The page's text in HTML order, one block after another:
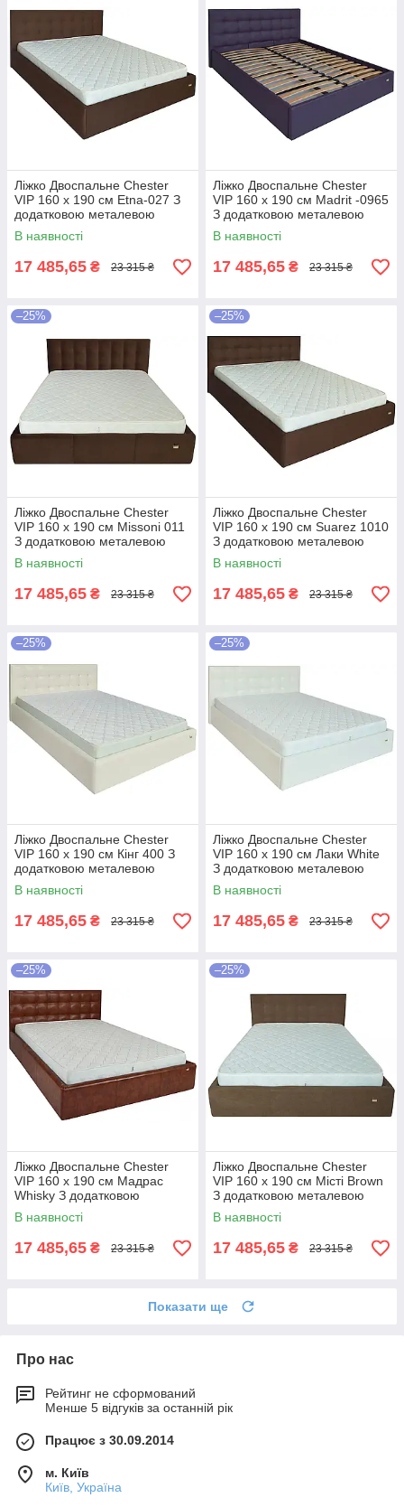
Ліжко Двоспальне Chester
VIP 160 х 190 см Etna-027 З
додатковою металевою
цільнозварною рамою
Коричневий
В наявності
17 485,65 ₴ 23 315 ₴
Ліжко Двоспальне Chester
VIP 160 х 190 см Madrit -0965
З додатковою металевою
цільнозварною рамою
Фіолетовий
В наявності
17 485,65 ₴ 23 315 ₴
–25%
Ліжко Двоспальне Chester
VIP 160 х 190 см Missoni 011
З додатковою металевою
цільнозварною рамою
Темно-коричневий
В наявності
17 485,65 ₴ 23 315 ₴
–25%
Ліжко Двоспальне Chester
VIP 160 х 190 см Suarez 1010
З додатковою металевою
цільнозварною рамою
Коричневий
В наявності
17 485,65 ₴ 23 315 ₴
–25%
Ліжко Двоспальне Chester
VIP 160 х 190 см Кінг 400 З
додатковою металевою
цільнозварною рамою C1
Білий
В наявності
17 485,65 ₴ 23 315 ₴
–25%
Ліжко Двоспальне Chester
VIP 160 х 190 см Лаки White
З додатковою металевою
цільнозварною рамою Білий
В наявності
17 485,65 ₴ 23 315 ₴
–25%
Ліжко Двоспальне Chester
VIP 160 х 190 см Мадрас
Whisky З додатковою
металевою цільнозварною
рамою Коричневий
В наявності
17 485,65 ₴ 23 315 ₴
–25%
Ліжко Двоспальне Chester
VIP 160 х 190 см Місті Brown
З додатковою металевою
цільнозварною рамою
Коричневий
В наявності
17 485,65 ₴ 23 315 ₴
Показати ще
Про нас
Рейтинг не сформований
Менше 5 відгуків за останній рік
Працює з 30.09.2014
м. Київ
Київ, Україна